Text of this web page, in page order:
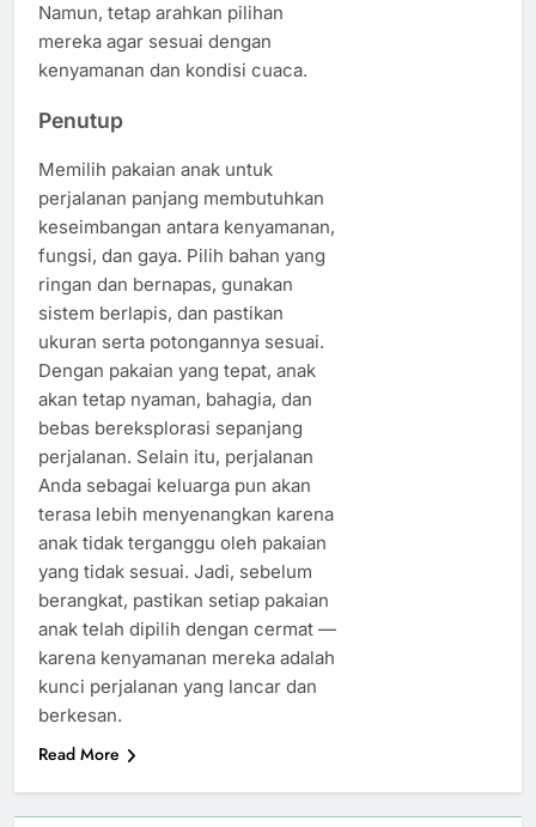
Namun, tetap arahkan pilihan
mereka agar sesuai dengan
kenyamanan dan kondisi cuaca.
Penutup
Memilih pakaian anak untuk
perjalanan panjang membutuhkan
keseimbangan antara kenyamanan,
fungsi, dan gaya. Pilih bahan yang
ringan dan bernapas, gunakan
sistem berlapis, dan pastikan
ukuran serta potongannya sesuai.
Dengan pakaian yang tepat, anak
akan tetap nyaman, bahagia, dan
bebas bereksplorasi sepanjang
perjalanan. Selain itu, perjalanan
Anda sebagai keluarga pun akan
terasa lebih menyenangkan karena
anak tidak terganggu oleh pakaian
yang tidak sesuai. Jadi, sebelum
berangkat, pastikan setiap pakaian
anak telah dipilih dengan cermat —
karena kenyamanan mereka adalah
kunci perjalanan yang lancar dan
berkesan.
Read More